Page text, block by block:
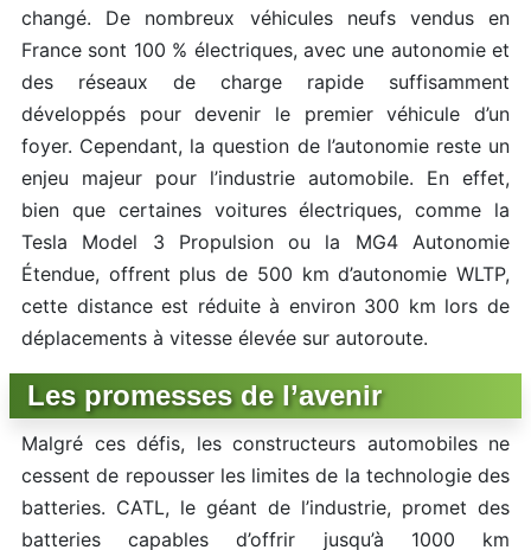
changé. De nombreux véhicules neufs vendus en
France sont 100 % électriques, avec une autonomie et
des réseaux de charge rapide suffisamment
développés pour devenir le premier véhicule d’un
foyer. Cependant, la question de l’autonomie reste un
enjeu majeur pour l’industrie automobile. En effet,
bien que certaines voitures électriques, comme la
Tesla Model 3 Propulsion ou la MG4 Autonomie
Étendue, offrent plus de 500 km d’autonomie WLTP,
cette distance est réduite à environ 300 km lors de
déplacements à vitesse élevée sur autoroute.
Les promesses de l’avenir
Malgré ces défis, les constructeurs automobiles ne
cessent de repousser les limites de la technologie des
batteries. CATL, le géant de l’industrie, promet des
batteries capables d’offrir jusqu’à 1000 km